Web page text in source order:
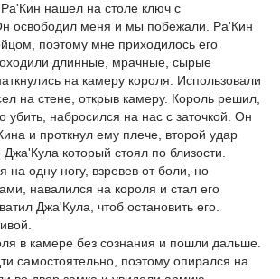
нашел на столе ключ с
освободил меня и мы побежали. Ра'Кин
поэтому мне приходилось его
длинные, мрачные, сырые
на камеру короля. Использовали
на стене, открыв камеру. Король решил,
убить, набросился на нас с заточкой. Он
и проткнул ему плече, второй удар
который стоял по близости.
на одну ногу, взревев от боли, но
навалился на короля и стал его
Джа'Кула, чтоб остановить его.
в камере без сознания и пошли дальше.
самостоятельно, поэтому опирался на